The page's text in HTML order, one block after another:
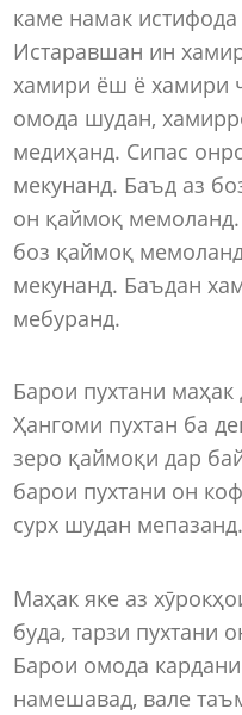
каме намак
Истаравшан ин
хамири ёш ё хамири
омода шудан,
медиҳанд. Сипас
мекунанд. Баъд аз
он қаймоқ мемоланд.
боз қаймоқ
мекунанд. Баъдан
мебуранд.
Барои пухтани
Ҳангоми пухтан ба
зеро қаймоқи дар
барои пухтани он
сурх шудан мепазанд.
Маҳак яке аз
буда, тарзи пухтани
Барои омода
намешавад, вале